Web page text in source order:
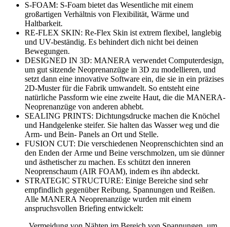
S-FOAM: S-Foam bietet das Wesentliche mit einem
großartigen Verhältnis von Flexibilität, Wärme und
Haltbarkeit.
RE-FLEX SKIN: Re-Flex Skin ist extrem flexibel, langlebig
und UV-beständig. Es behindert dich nicht bei deinen
Bewegungen.
DESIGNED IN 3D: MANERA verwendet Computerdesign,
um gut sitzende Neoprenanzüge in 3D zu modellieren, und
setzt dann eine innovative Software ein, die sie in ein präzises
2D-Muster für die Fabrik umwandelt. So entsteht eine
natürliche Passform wie eine zweite Haut, die die MANERA-
Neoprenanzüge von anderen abhebt.
SEALING PRINTS: Dichtungsdrucke machen die Knöchel
und Handgelenke steifer. Sie halten das Wasser weg und die
Arm- und Bein- Panels an Ort und Stelle.
FUSION CUT: Die verschiedenen Neoprenschichten sind an
den Enden der Arme und Beine verschmolzen, um sie dünner
und ästhetischer zu machen. Es schützt den inneren
Neoprenschaum (AIR FOAM), indem es ihn abdeckt.
STRATEGIC STRUCTURE: Einige Bereiche sind sehr
empfindlich gegenüber Reibung, Spannungen und Reißen.
Alle MANERA Neoprenanzüge wurden mit einem
anspruchsvollen Briefing entwickelt: